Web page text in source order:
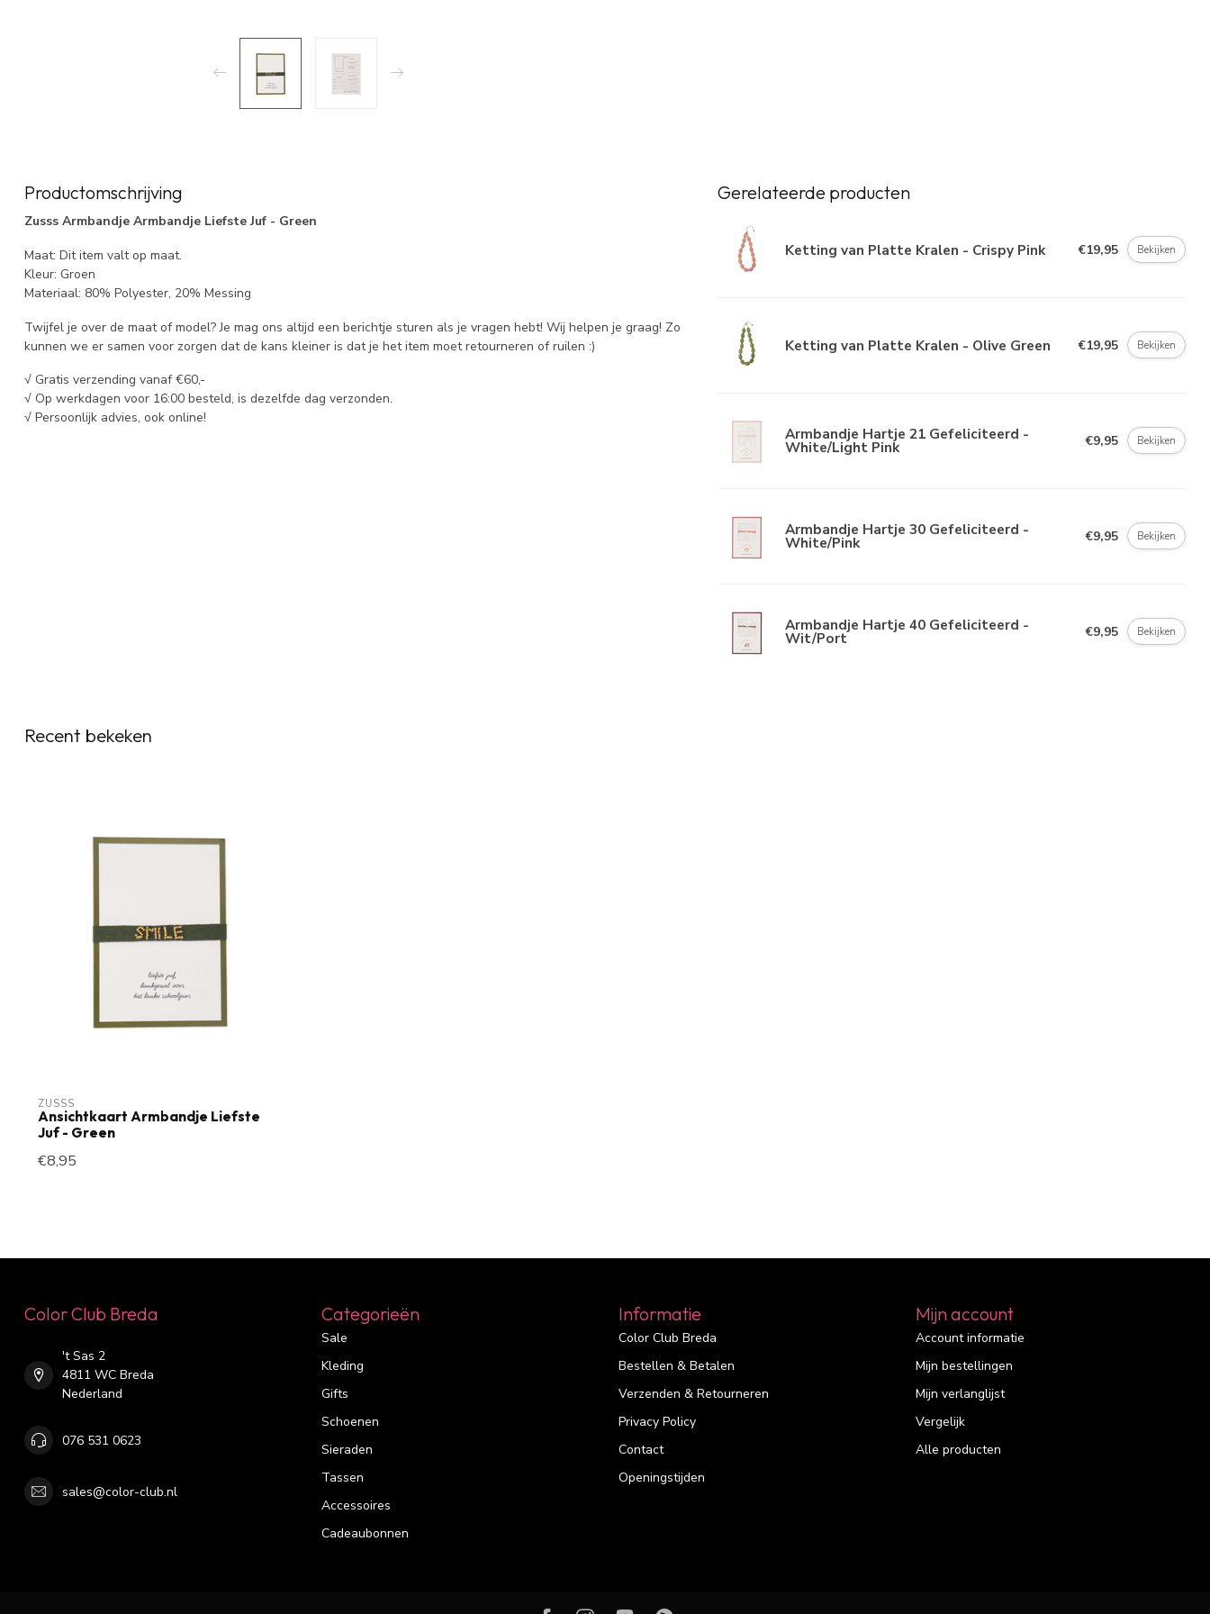
Productomschrijving
Zusss Armbandje Armbandje Liefste Juf - Green
Maat: Dit item valt op maat.
Kleur: Groen
Materiaal: 80% Polyester, 20% Messing
Twijfel je over de maat of model? Je mag ons altijd een berichtje sturen als je vragen hebt! Wij helpen je graag! Zo
kunnen we er samen voor zorgen dat de kans kleiner is dat je het item moet retourneren of ruilen :)
√ Gratis verzending vanaf €60,-
√ Op werkdagen voor 16:00 besteld, is dezelfde dag verzonden.
√ Persoonlijk advies, ook online!
Gerelateerde producten
Ketting van Platte Kralen - Crispy Pink €19,95 Bekijken
Ketting van Platte Kralen - Olive Green €19,95 Bekijken
Armbandje Hartje 21 Gefeliciteerd -
White/Light Pink €9,95 Bekijken
Armbandje Hartje 30 Gefeliciteerd -
White/Pink €9,95 Bekijken
Armbandje Hartje 40 Gefeliciteerd -
Wit/Port €9,95 Bekijken
Recent bekeken
ZUSSS
Ansichtkaart Armbandje Liefste
Juf - Green
€8,95
Color Club Breda
't Sas 2
4811 WC Breda
Nederland
076 531 0623
sales@color-club.nl
Categorieën
Sale
Kleding
Gifts
Schoenen
Sieraden
Tassen
Accessoires
Cadeaubonnen
Informatie
Color Club Breda
Bestellen & Betalen
Verzenden & Retourneren
Privacy Policy
Contact
Openingstijden
Mijn account
Account informatie
Mijn bestellingen
Mijn verlanglijst
Vergelijk
Alle producten